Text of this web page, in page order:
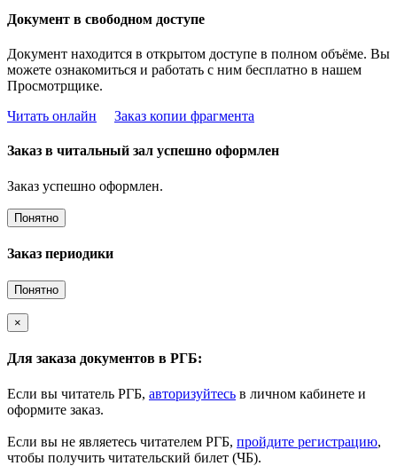
Документ в свободном доступе
Документ находится в открытом доступе в полном объёме. Вы
можете ознакомиться и работать с ним бесплатно в нашем
Просмотрщике.
Читать онлайн
Заказ копии фрагмента
Заказ в читальный зал успешно оформлен
Заказ успешно оформлен.
Понятно
Заказ периодики
Понятно
×
Для заказа документов в РГБ:
Если вы читатель РГБ, авторизуйтесь в личном кабинете и
оформите заказ.
Если вы не являетесь читателем РГБ, пройдите регистрацию,
чтобы получить читательский билет (ЧБ).